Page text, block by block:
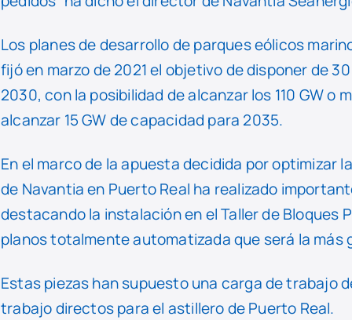
Los planes de desarrollo de parques eólicos
fijó en marzo de 2021 el objetivo de disponer de
2030, con la posibilidad de alcanzar los 110 GW
alcanzar 15 GW de capacidad para 2035.
En el marco de la apuesta decidida por
de Navantia en Puerto Real ha realizado
destacando la instalación en el Taller de Bloques
planos totalmente automatizada que será la más
Estas piezas han supuesto una carga de trabajo
trabajo directos para el astillero de Puerto Real.